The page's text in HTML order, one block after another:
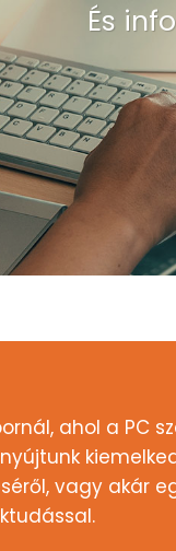
És
ahol a PC
vagy akár